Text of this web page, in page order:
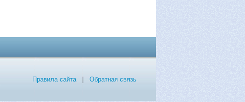
Правила сайта| Обратная связь